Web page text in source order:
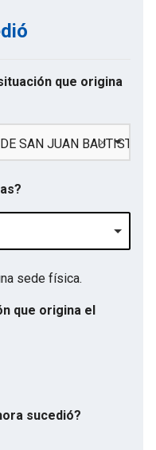
que origina
SAN JUAN BAUTISTA
sede física.
que origina el
sucedió?